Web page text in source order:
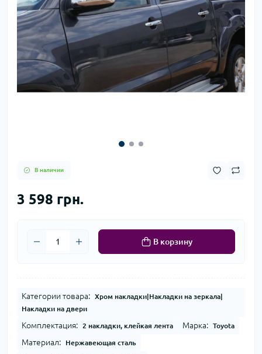
В наличии
3 598 грн.
В корзину
Категории товара:
Хром накладки|Накладки на зеркала|
Накладки на двери
Комплектация: 2 накладки, клейкая лента Марка: Toyota
Материал: Нержавеющая сталь